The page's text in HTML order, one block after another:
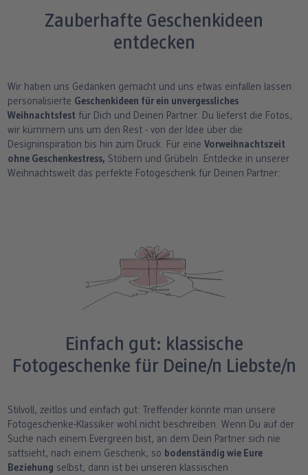
Zauberhafte Geschenkideen
entdecken
Wir haben uns Gedanken gemacht und uns etwas einfallen lassen:
personalisierte Geschenkideen für ein unvergessliches
Weihnachtsfest für Dich und Deinen Partner. Du lieferst die Fotos,
wir kümmern uns um den Rest - von der Idee über die
Designinspiration bis hin zum Druck. Für eineVorweihnachtszeit
ohne Geschenkestress, Stöbern und Grübeln. Entdecke in unserer
Weihnachtswelt das perfekte Fotogeschenk für Deinen Partner:
Einfach gut: klassische
Fotogeschenke für Deine/n Liebste/n
Stilvoll, zeitlos und einfach gut: Treffender könnte man unsere
Fotogeschenke-Klassiker wohl nicht beschreiben. Wenn Du auf der
Suche nach einem Evergreen bist, an dem Dein Partner sich nie
sattsieht, nach einem Geschenk, so bodenständig wie Eure
Beziehung selbst, dann ist bei unseren klassischen